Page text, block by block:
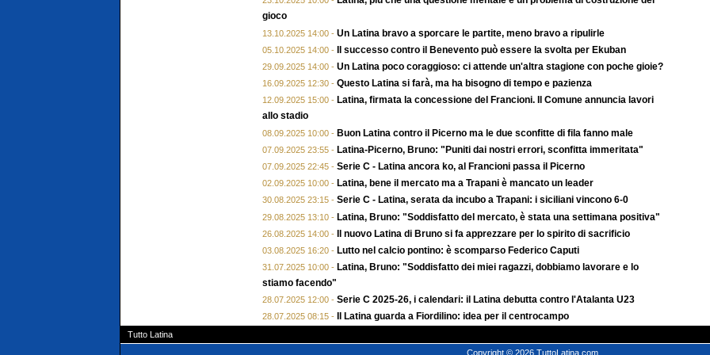
gioco
13.10.2025 14:00 - Un Latina bravo a sporcare le partite, meno bravo a ripulirle
05.10.2025 14:00 - Il successo contro il Benevento può essere la svolta per Ekuban
29.09.2025 14:00 - Un Latina poco coraggioso: ci attende un'altra stagione con poche gioie?
16.09.2025 12:30 - Questo Latina si farà, ma ha bisogno di tempo e pazienza
12.09.2025 15:00 - Latina, firmata la concessione del Francioni. Il Comune annuncia lavori
allo stadio
08.09.2025 10:00 - Buon Latina contro il Picerno ma le due sconfitte di fila fanno male
07.09.2025 23:55 - Latina-Picerno, Bruno: "Puniti dai nostri errori, sconfitta immeritata"
07.09.2025 22:45 - Serie C - Latina ancora ko, al Francioni passa il Picerno
02.09.2025 10:00 - Latina, bene il mercato ma a Trapani è mancato un leader
30.08.2025 23:15 - Serie C - Latina, serata da incubo a Trapani: i siciliani vincono 6-0
29.08.2025 13:10 - Latina, Bruno: "Soddisfatto del mercato, è stata una settimana positiva"
26.08.2025 14:00 - Il nuovo Latina di Bruno si fa apprezzare per lo spirito di sacrificio
03.08.2025 16:20 - Lutto nel calcio pontino: è scomparso Federico Caputi
31.07.2025 10:00 - Latina, Bruno: "Soddisfatto dei miei ragazzi, dobbiamo lavorare e lo
stiamo facendo"
28.07.2025 12:00 - Serie C 2025-26, i calendari: il Latina debutta contro l'Atalanta U23
28.07.2025 08:15 - Il Latina guarda a Fiordilino: idea per il centrocampo
Tutto Latina
Copyright © 2026 TuttoLatina.com